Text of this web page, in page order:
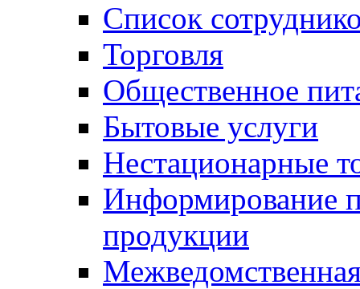
Список
Торговля
Общественное
Бытовые услуги
Нестационарные
Информирование
продукции